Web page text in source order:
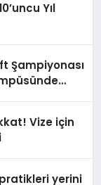
Yıl
Şampiyonası
Vize için
yerini